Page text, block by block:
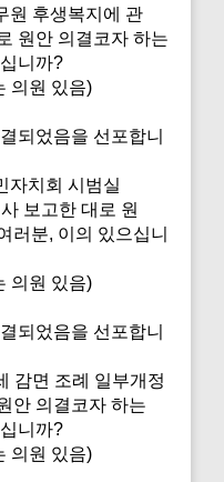
원 후생복지에 관
원안 의결코자 하는
니까?
의원 있음)
되었음을 선포합니
자치회 시범실
보고한 대로 원
러분, 이의 있으십니
의원 있음)
되었음을 선포합니
감면 조례 일부개정
안 의결코자 하는
니까?
의원 있음)